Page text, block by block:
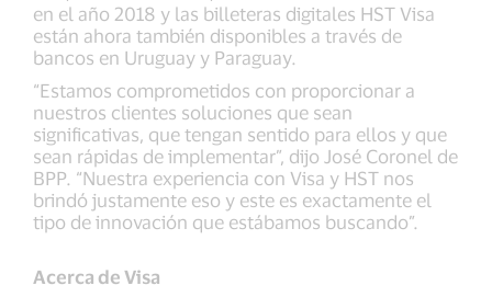
en el año 2018 y las billeteras digitales HST Visa
están ahora también disponibles a través de
bancos en Uruguay y Paraguay.
“Estamos comprometidos con proporcionar a
nuestros clientes soluciones que sean
significativas, que tengan sentido para ellos y que
sean rápidas de implementar”, dijo José Coronel de
BPP. “Nuestra experiencia con Visa y HST nos
brindó justamente eso y este es exactamente el
tipo de innovación que estábamos buscando”.
Acerca de Visa